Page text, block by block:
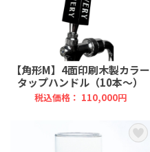
【角形M】4面印刷木製カラー
タップハンドル（10本～）
税込価格： 110,000円